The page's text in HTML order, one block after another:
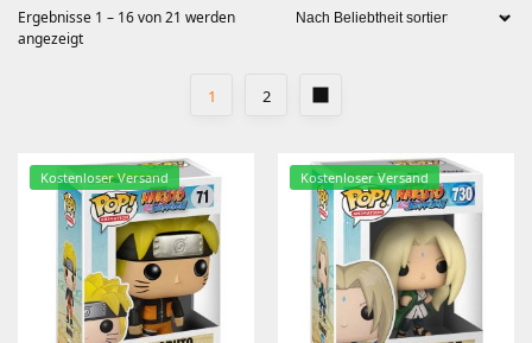
Ergebnisse 1 – 16 von 21 werden
angezeigt
1 2
Kostenloser Versand Kostenloser Versand